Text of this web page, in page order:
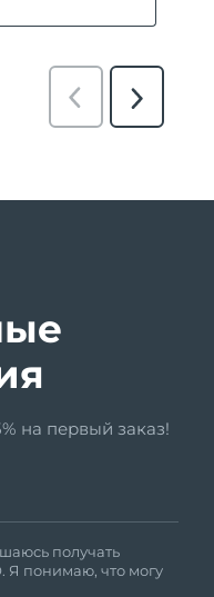
на первый заказ!
получать
Я понимаю, что могу